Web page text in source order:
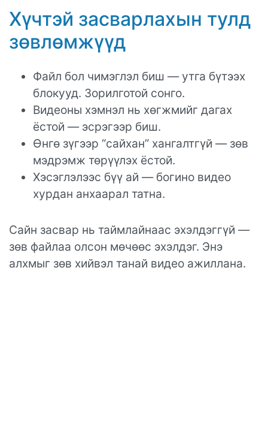
Хүчтэй засварлахын тулд
зөвлөмжүүд
Файл бол чимэглэл биш — утга бүтээх
блокууд. Зорилготой сонго.
Видеоны хэмнэл нь хөгжмийг дагах
ёстой — эсрэгээр биш.
Өнгө зүгээр “сайхан” хангалтгүй — зөв
мэдрэмж төрүүлэх ёстой.
Хэсэглэлээс бүү ай — богино видео
хурдан анхаарал татна.
Сайн засвар нь таймлайнаас эхэлдэггүй —
зөв файлаа олсон мөчөөс эхэлдэг. Энэ
алхмыг зөв хийвэл танай видео ажиллана.